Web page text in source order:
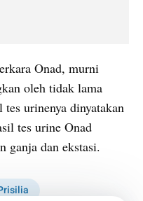
Onad, murni
oleh tidak lama
tes urinenya dinyatakan
tes urine Onad
ganja dan ekstasi.